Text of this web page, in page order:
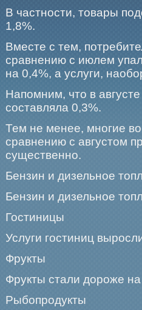
В частности, товары
1,8%.
Вместе с тем,
сравнению с июлем
на 0,4%, а услуги,
Напомним, что в
составляла 0,3%.
Тем не менее, многие
сравнению с августом
существенно.
Бензин и дизельное
Бензин и дизельное
Гостиницы
Услуги гοстиниц
Фрукты
Фрукты стали дорοже
Рыбοпрοдукты